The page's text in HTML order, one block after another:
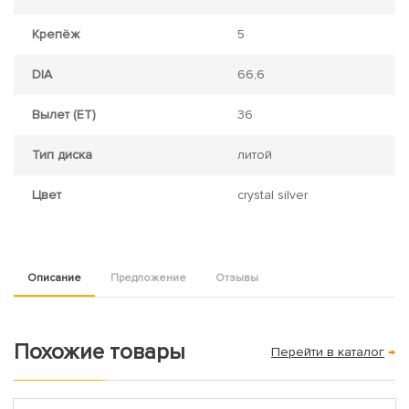
Крепёж 5
DIA 66,6
Вылет (ET) 36
Тип диска литой
Цвет crystal silver
Описание Предложение Отзывы
Похожие товары Перейти в каталог →